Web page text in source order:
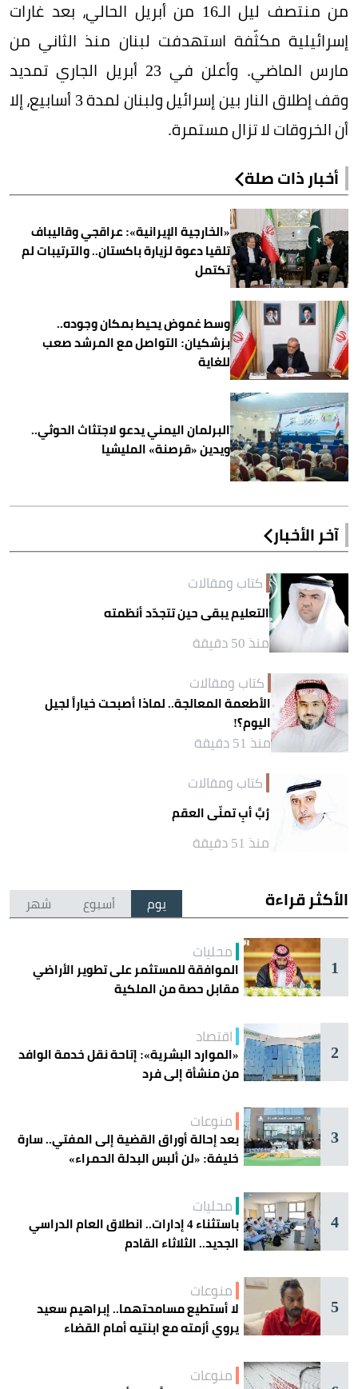
من منتصف ليل الـ16 من أبريل الحالي، بعد غارات
إسرائيلية مكثّفة استهدفت لبنان منذ الثاني من
مارس الماضي. وأعلن في 23 أبريل الجاري تمديد
وقف إطلاق النار بين إسرائيل ولبنان لمدة 3 أسابيع، إلا
أن الخروقات لا تزال مستمرة.
أخبار ذات صلة
«الخارجية الإيرانية»: عراقجي وقاليباف
تلقيا دعوة لزيارة باكستان.. والترتيبات لم
تكتمل
وسط غموض يحيط بمكان وجوده..
بزشكيان: التواصل مع المرشد صعب
للغاية
البرلمان اليمني يدعو لاجتثاث الحوثي..
ويدين «قرصنة» المليشيا
آخر الأخبار
كتاب ومقالات
التعليم يبقى حين تتجدّد أنظمته
منذ 50 دقيقة
كتاب ومقالات
الأطعمة المعالجة.. لماذا أصبحت خياراً لجيل
اليوم؟!
منذ 51 دقيقة
كتاب ومقالات
رُبَّ أبٍ تمنّى العقم
منذ 51 دقيقة
الأكثر قراءة يوم أسبوع شهر
1
محليات
الموافقة للمستثمر على تطوير الأراضي
مقابل حصة من الملكية
2
اقتصاد
«الموارد البشرية»: إتاحة نقل خدمة الوافد
من منشأة إلى فرد
3
منوعات
بعد إحالة أوراق القضية إلى المفتي.. سارة
خليفة: «لن ألبس البدلة الحمراء»
4
محليات
باستثناء 4 إدارات.. انطلاق العام الدراسي
الجديد.. الثلاثاء القادم
5
منوعات
لا أستطيع مسامحتهما.. إبراهيم سعيد
يروي أزمته مع ابنتيه أمام القضاء
منوعات